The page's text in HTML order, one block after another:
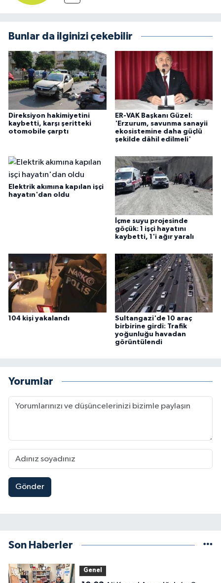
Bunlar da ilginizi çekebilir
Direksiyon hakimiyetini
kaybetti, karşı şeritteki
otomobile çarptı
ER-VAK Başkanı Güzel:
'Erzurum, savunma sanayii
ekosistemine daha güçlü
şekilde dâhil edilmeli'
Elektrik akımına kapılan işçi
hayatın'dan oldu
İçme suyu projesinde
göçük: 1 işçi hayatını
kaybetti, 1'i ağır yaralı
104 kişi yakalandı
Sultangazi'de 10 araç
birbirine girdi: Trafik
yoğunluğu havadan
görüntülendi
Yorumlar
Gönder
Son Haberler
Genel